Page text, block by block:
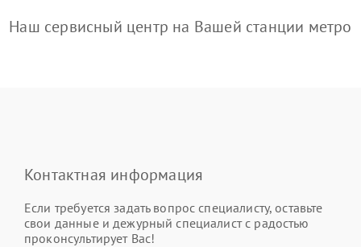
Наш сервисный центр на Вашей станции метро
Контактная информация
Если требуется задать вопрос специалисту, оставьте
свои данные и дежурный специалист с радостью
проконсультирует Вас!